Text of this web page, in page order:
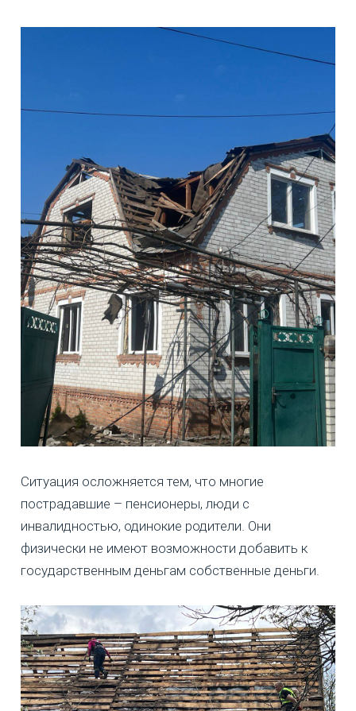
Ситуация осложняется тем, что многие
пострадавшие – пенсионеры, люди с
инвалидностью, одинокие родители. Они
физически не имеют возможности добавить к
государственным деньгам собственные деньги.